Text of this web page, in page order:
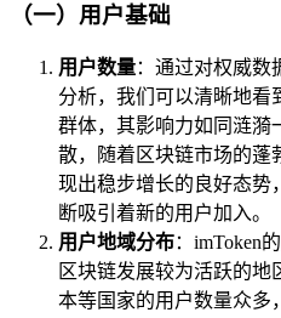
（一）用户基础
用户数量：通过对权威数
分析，我们可以清晰地看
群体，其影响力如同涟漪
散，随着区块链市场的蓬
现出稳步增长的良好态势
断吸引着新的用户加入。
用户地域分布：imToken
区块链发展较为活跃的地
本等国家的用户数量众多